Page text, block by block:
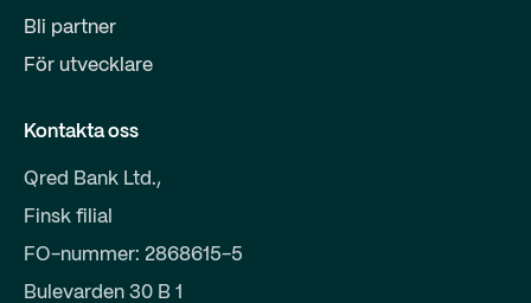
Bli partner
För utvecklare
Kontakta oss
Qred Bank Ltd.,
Finsk filial
FO-nummer: 2868615-5
Bulevarden 30 B 1